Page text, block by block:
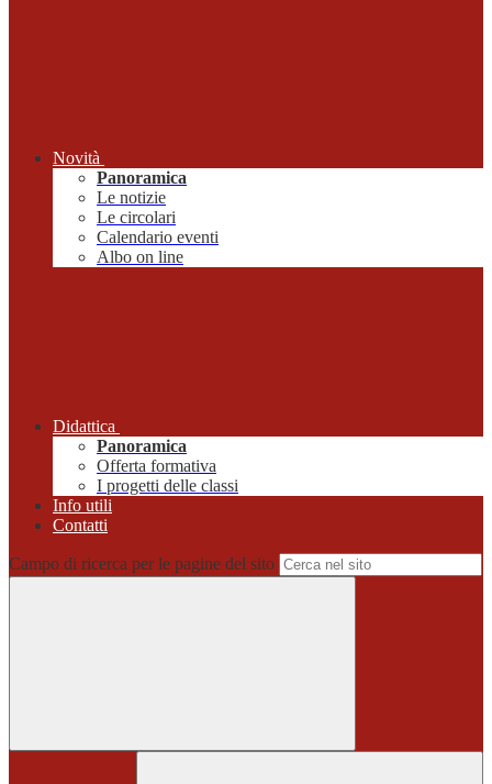
Novità
Panoramica
Le notizie
Le circolari
Calendario eventi
Albo on line
Didattica
Panoramica
Offerta formativa
I progetti delle classi
Info utili
Contatti
Campo di ricerca per le pagine del sito